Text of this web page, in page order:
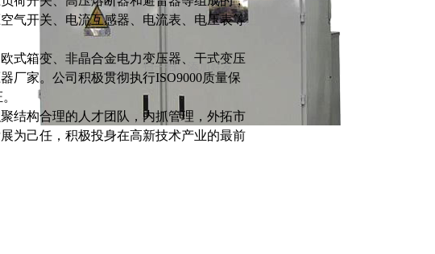
气开关、电流互感器、电流表、电压表等
式箱变、非晶合金电力变压器、干式变压
厂家。公司积极贯彻执行ISO9000质量保
结构合理的人才团队，内抓管理，外拓市
为己任，积极投身在高新技术产业的最前
扫一扫。添加好友